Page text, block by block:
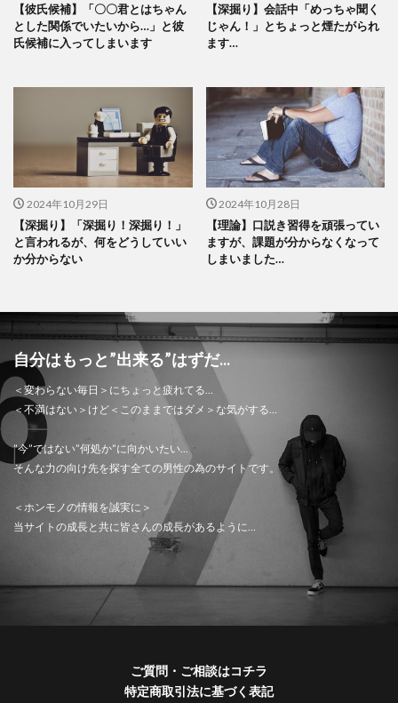
【彼氏候補】「〇〇君とはちゃん
とした関係でいたいから…」と彼
氏候補に入ってしまいます
【深掘り】会話中「めっちゃ聞く
じゃん！」とちょっと煙たがられ
ます…
2024年10月29日
【深掘り】「深掘り！深掘り！」
と言われるが、何をどうしていい
か分からない
2024年10月28日
【理論】口説き習得を頑張ってい
ますが、課題が分からなくなって
しまいました…
自分はもっと”出来る”はずだ...
＜変わらない毎日＞にちょっと疲れてる…
＜不満はない＞けど＜このままではダメ＞な気がする…
”今”ではない”何処か”に向かいたい…
そんな力の向け先を探す全ての男性の為のサイトです。
＜ホンモノの情報を誠実に＞
当サイトの成長と共に皆さんの成長があるように…
ご質問・ご相談はコチラ
特定商取引法に基づく表記